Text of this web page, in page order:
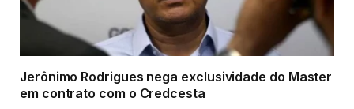
Jerônimo Rodrigues nega exclusividade do Master
em contrato com o Credcesta